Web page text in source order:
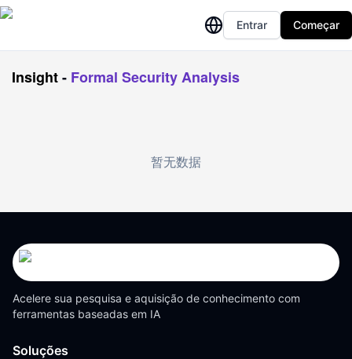
Entrar Começar
Insight- Formal Security Analysis
暂无数据
Acelere sua pesquisa e aquisição de conhecimento com
ferramentas baseadas em IA
Soluções